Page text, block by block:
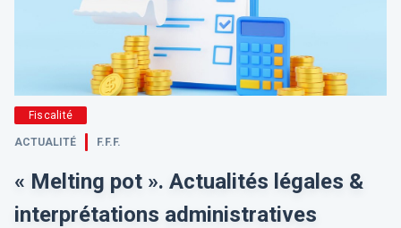
Fiscalité
ACTUALITÉ F.F.F.
« Melting pot ». Actualités légales &
interprétations administratives